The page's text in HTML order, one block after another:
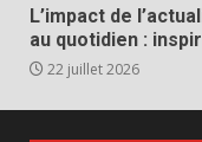
L’impact de
au quotidien :
22 juillet 2026